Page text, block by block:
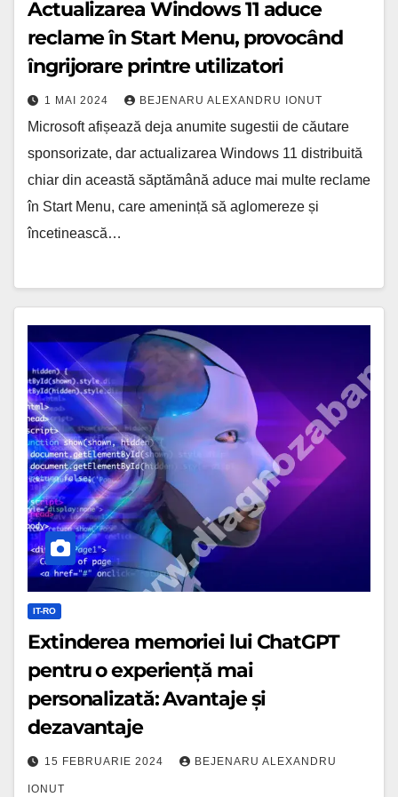
Actualizarea Windows 11 aduce
reclame în Start Menu, provocând
îngrijorare printre utilizatori
1 MAI 2024 BEJENARU ALEXANDRU IONUT
Microsoft afișează deja anumite sugestii de căutare
sponsorizate, dar actualizarea Windows 11 distribuită
chiar din această săptămână aduce mai multe reclame
în Start Menu, care amenință să aglomereze și
încetinească…
Extinderea
memoriei
lui
ChatGPT
pentru
o
experiență
mai
personalizată:
Avantaje
și
dezavantaje
IT-RO
Extinderea memoriei lui ChatGPT
pentru o experiență mai
personalizată: Avantaje și
dezavantaje
15 FEBRUARIE 2024 BEJENARU ALEXANDRU
IONUT